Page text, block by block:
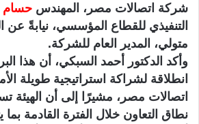
شركة اتصالات مصر، المهندس حسام
التنفيذي للقطاع المؤسسي، نيابةً
متولي، المدير العام للشركة.
وأكد الدكتور أحمد السبكي، أن هذا
انطلاقة لشراكة استراتيجية طويلة
اتصالات مصر، مشيرًا إلى أن الهيئة
نطاق التعاون خلال الفترة القادمة